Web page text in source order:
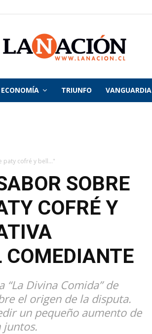
La
ECONOMÍA TRIUNFO VANGUARDIA
paty cofré y bell..."
SOBRE
COFRÉ Y
COMEDIANTE
Divina Comida” de
el origen de la disputa.
un pequeño aumento de
juntos.